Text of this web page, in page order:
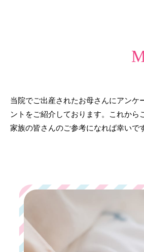
当院でご出産されたお母さんにアンケ
ントをご紹介しております。これから
家族の皆さんのご参考になれば幸いで